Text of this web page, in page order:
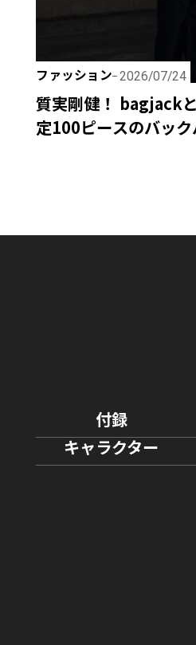
ファッション 2026/07/24
質実剛健！ bagjack
定100ピースのバック
付録
キャラクター